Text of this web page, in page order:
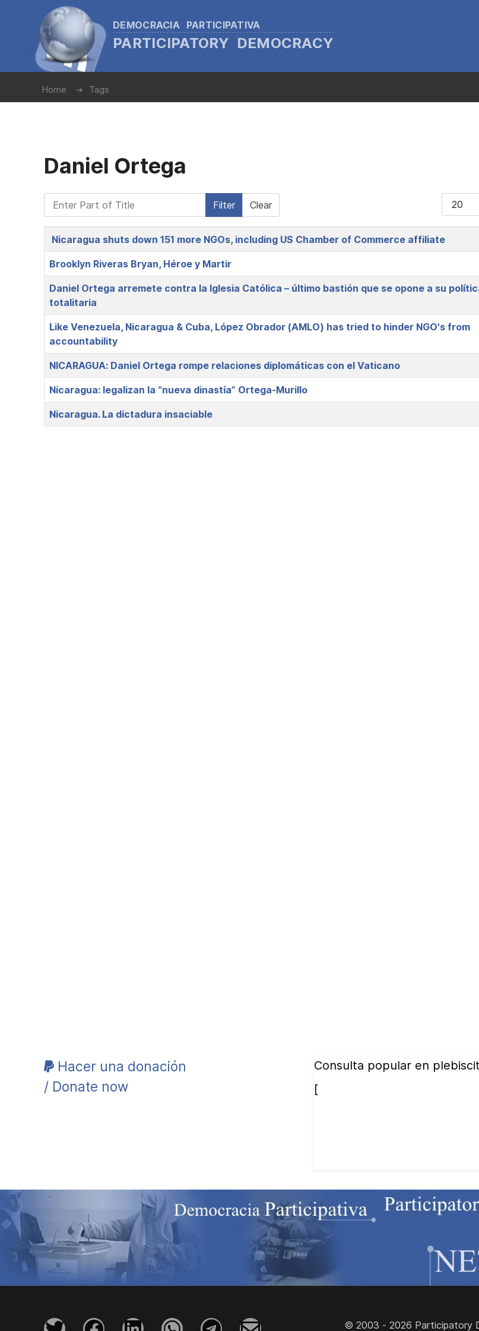
DEMOCRACIA PARTICIPATIVA
PARTICIPATORY DEMOCRACY
Home Tags
Daniel Ortega
Enter Part of Title Filter Clear Display #
Title
Nicaragua shuts down 151 more NGOs, including US Chamber of Commerce affiliate
Brooklyn Riveras Bryan, Héroe y Martir
Daniel Ortega arremete contra la Iglesia Católica – último bastión que se opone a su
totalitaria
Like Venezuela, Nicaragua & Cuba, López Obrador (AMLO) has tried to hinder NGO's from
accountability
NICARAGUA: Daniel Ortega rompe relaciones diplomáticas con el Vaticano
Nicaragua: legalizan la “nueva dinastía” Ortega-Murillo
Nicaragua. La dictadura insaciable
Hacer una donación
/ Donate now
Consulta popular en
[
© 2003 - 2026 Participatory